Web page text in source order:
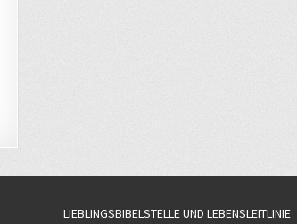
LIEBLINGSBIBELSTELLE UND LEBENSLEITLINIE